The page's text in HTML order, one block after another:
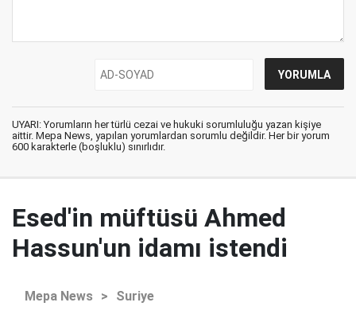
UYARI: Yorumların her türlü cezai ve hukuki sorumluluğu yazan kişiye
aittir. Mepa News, yapılan yorumlardan sorumlu değildir. Her bir yorum
600 karakterle (boşluklu) sınırlıdır.
Esed'in müftüsü Ahmed
Hassun'un idamı istendi
Mepa News > Suriye